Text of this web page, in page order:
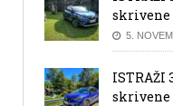
skrivene
5.
ISTRAŽI
skrivene